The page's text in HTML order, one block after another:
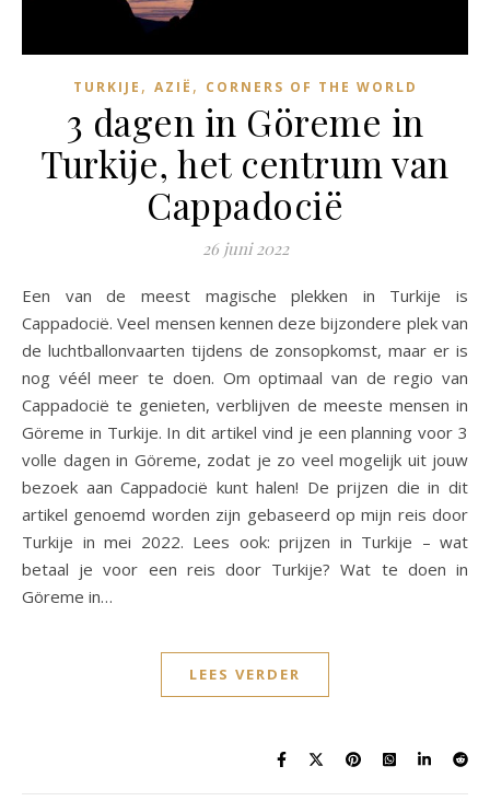
TURKIJE , AZIË , CORNERS OF THE WORLD
3 dagen in Göreme in
Turkije, het centrum van
Cappadocië
26 juni 2022
Een van de meest magische plekken in Turkije is
Cappadocië. Veel mensen kennen deze bijzondere plek van
de luchtballonvaarten tijdens de zonsopkomst, maar er is
nog véél meer te doen. Om optimaal van de regio van
Cappadocië te genieten, verblijven de meeste mensen in
Göreme in Turkije. In dit artikel vind je een planning voor 3
volle dagen in Göreme, zodat je zo veel mogelijk uit jouw
bezoek aan Cappadocië kunt halen! De prijzen die in dit
artikel genoemd worden zijn gebaseerd op mijn reis door
Turkije in mei 2022. Lees ook: prijzen in Turkije – wat
betaal je voor een reis door Turkije? Wat te doen in
Göreme in…
LEES VERDER